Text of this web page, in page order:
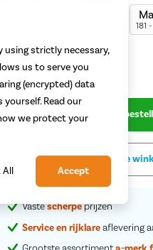
181
1.049,-
Begin met
Proefrit in de
Vastescherpeprijzen
Service en rijklareaflevering
using strictly necessary,
us to serve you
(encrypted) data
Read our
we protect your
All Accept